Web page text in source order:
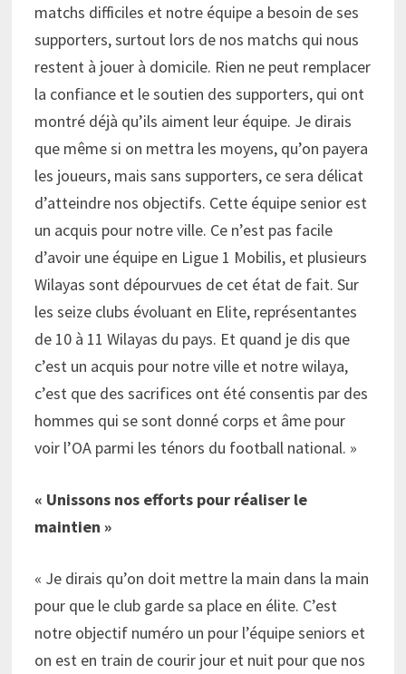
matchs difficiles et notre équipe a besoin de ses
supporters, surtout lors de nos matchs qui nous
restent à jouer à domicile. Rien ne peut remplacer
la confiance et le soutien des supporters, qui ont
montré déjà qu’ils aiment leur équipe. Je dirais
que même si on mettra les moyens, qu’on payera
les joueurs, mais sans supporters, ce sera délicat
d’atteindre nos objectifs. Cette équipe senior est
un acquis pour notre ville. Ce n’est pas facile
d’avoir une équipe en Ligue 1 Mobilis, et plusieurs
Wilayas sont dépourvues de cet état de fait. Sur
les seize clubs évoluant en Elite, représentantes
de 10 à 11 Wilayas du pays. Et quand je dis que
c’est un acquis pour notre ville et notre wilaya,
c’est que des sacrifices ont été consentis par des
hommes qui se sont donné corps et âme pour
voir l’OA parmi les ténors du football national. »
« Unissons nos efforts pour réaliser le
maintien »
« Je dirais qu’on doit mettre la main dans la main
pour que le club garde sa place en élite. C’est
notre objectif numéro un pour l’équipe seniors et
on est en train de courir jour et nuit pour que nos